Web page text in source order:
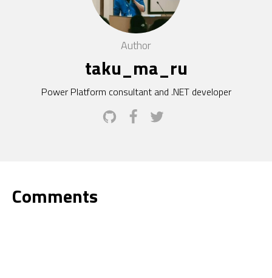
Author
taku_ma_ru
Power Platform consultant and .NET developer
Comments